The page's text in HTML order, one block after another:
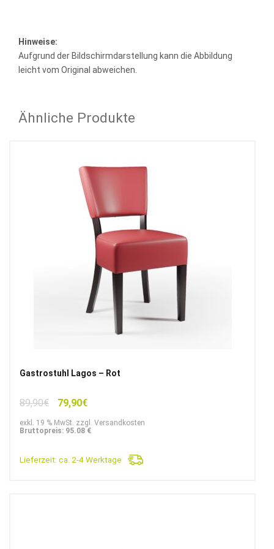
Hinweise:
Aufgrund der Bildschirmdarstellung kann die Abbildung
leicht vom Original abweichen.
Ähnliche Produkte
Gastrostuhl Lagos – Rot
89,90€
Ursprünglicher
war:
79,90€Aktueller
ist:
exkl. 19 % MwSt. zzgl. Versandkosten
Bruttopreis: 95.08 €
Lieferzeit: ca. 2-4 Werktage